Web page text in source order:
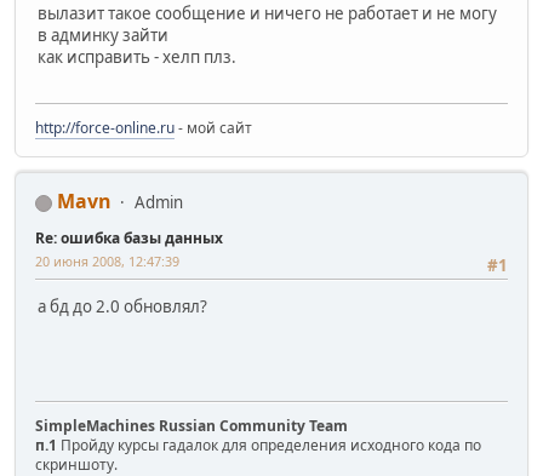
вылазит такое сообщение и ничего не работает и не могу
в админку зайти
как исправить - хелп плз.
http://force-online.ru- мой сайт
Mavn Admin
Re: ошибка базы данных
#1
20 июня 2008, 12:47:39
а бд до 2.0 обновлял?
SimpleMachines Russian Community Team
п.1 Пройду курсы гадалок для определения исходного кода по
скриншоту.